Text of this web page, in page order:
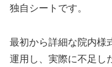
独自シートです。
最初から詳細な院内様
運用し、実際に不足し